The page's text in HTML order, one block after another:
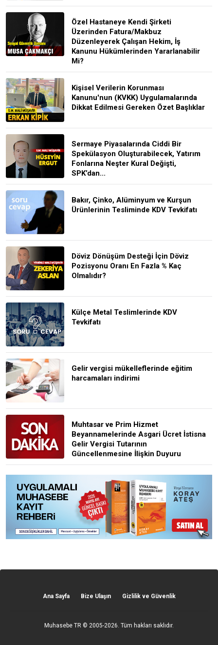
Özel Hastaneye Kendi Şirketi
Üzerinden Fatura/Makbuz
Düzenleyerek Çalışan Hekim, İş
Kanunu Hükümlerinden Yararlanabilir
Mi?
Kişisel Verilerin Korunması
Kanunu'nun (KVKK) Uygulamalarında
Dikkat Edilmesi Gereken Özet Başlıklar
Sermaye Piyasalarında Ciddi Bir
Spekülasyon Oluşturabilecek, Yatırım
Fonlarına Neşter Kural Değişti,
SPK’dan...
Bakır, Çinko, Alüminyum ve Kurşun
Ürünlerinin Tesliminde KDV Tevkifatı
Döviz Dönüşüm Desteği İçin Döviz
Pozisyonu Oranı En Fazla % Kaç
Olmalıdır?
Külçe Metal Teslimlerinde KDV
Tevkifatı
Gelir vergisi mükelleflerinde eğitim
harcamaları indirimi
Muhtasar ve Prim Hizmet
Beyannamelerinde Asgari Ücret İstisna
Gelir Vergisi Tutarının
Güncellenmesine İlişkin Duyuru
Ana Sayfa Bize Ulaşın Gizlilik ve Güvenlik
Muhasebe TR © 2005-2026. Tüm hakları saklıdır.